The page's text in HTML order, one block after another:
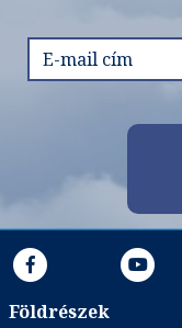
Földrészek